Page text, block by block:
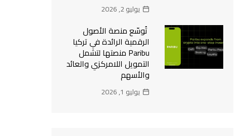
يوليو 2, 2026
تُوسّع منصة الأصول
الرقمية الرائدة في تركيا
Paribu منصتها لتشمل
التمويل اللامركزي والعائد
والأسهم
يوليو 1, 2026